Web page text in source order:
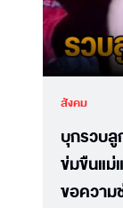
สังคม
บุกรวบ
ข่มขืนแม่
ขอความ